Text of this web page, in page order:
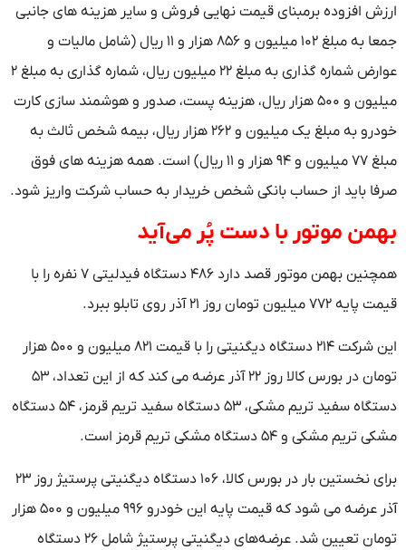
ارزش افزوده برمبنای قیمت نهایی فروش و سایر هزینه های جانبی
جمعا به مبلغ ۱۰۲ میلیون و ۸۵۶ هزار و ۱۱ ریال (شامل مالیات و
عوارض شماره گذاری به مبلغ ۲۲ میلیون ریال، شماره گذاری به مبلغ ۲
میلیون و ۵۰۰ هزار ریال، هزینه پست، صدور و هوشمند سازی کارت
خودرو به مبلغ یک میلیون و ۲۶۲ هزار ریال، بیمه شخص ثالث به
مبلغ ۷۷ میلیون و ۹۴ هزار و ۱۱ ریال) است. همه هزینه های فوق
صرفا باید از حساب بانکی شخص خریدار به حساب شرکت واریز شود.
بهمن موتور با دست پُر می‌آید
همچنین بهمن موتور قصد دارد ۴۸۶ دستگاه فیدلیتی ۷ نفره را با
قیمت پایه ۷۷۲ میلیون تومان روز ۲۱ آذر روی تابلو ببرد.
این شرکت ۲۱۴ دستگاه دیگنیتی را با قیمت ۸۲۱ میلیون و ۵۰۰ هزار
تومان در بورس کالا روز ۲۲ آذر عرضه می کند که از این تعداد، ۵۳
دستگاه سفید تریم مشکی، ۵۳ دستگاه سفید تریم قرمز، ۵۴ دستگاه
مشکی تریم مشکی و ۵۴ دستگاه مشکی تریم قرمز است.
برای نخستین بار در بورس کالا، ۱۰۶ دستگاه دیگنیتی پرستیژ روز ۲۳
آذر عرضه می شود که قیمت پایه این خودرو ۹۹۶ میلیون و ۵۰۰ هزار
تومان تعیین شد. عرضه‌های دیگنیتی پرستیژ شامل ۲۶ دستگاه